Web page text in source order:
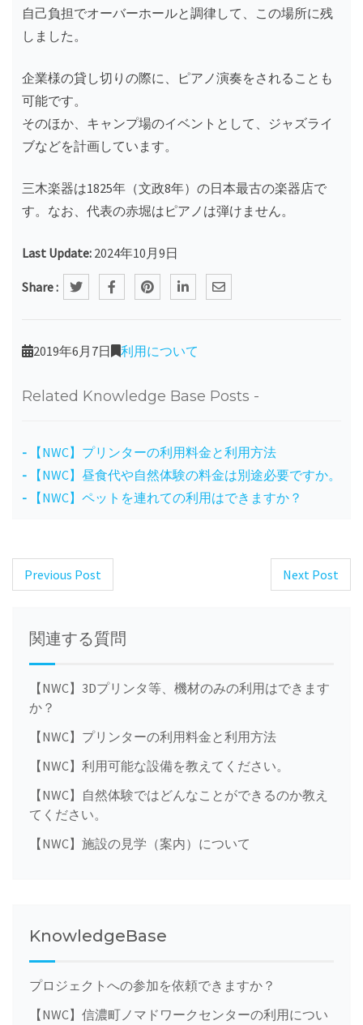
自己負担でオーバーホールと調律して、この場所に残
しました。
企業様の貸し切りの際に、ピアノ演奏をされることも
可能です。
そのほか、キャンプ場のイベントとして、ジャズライ
ブなどを計画しています。
三木楽器は1825年（文政8年）の日本最古の楽器店で
す。なお、代表の赤堀はピアノは弾けません。
Last Update: 2024年10月9日
Share :
2019年6月7日 利用について
Related Knowledge Base Posts -
【NWC】プリンターの利用料金と利用方法
【NWC】昼食代や自然体験の料金は別途必要ですか。
【NWC】ペットを連れての利用はできますか？
Post
Previous Post Next Post
関連する質問
【NWC】3Dプリンタ等、機材のみの利用はできます
か？
【NWC】プリンターの利用料金と利用方法
【NWC】利用可能な設備を教えてください。
【NWC】自然体験ではどんなことができるのか教え
てください。
【NWC】施設の見学（案内）について
KnowledgeBase
プロジェクトへの参加を依頼できますか？
【NWC】信濃町ノマドワークセンターの利用につい